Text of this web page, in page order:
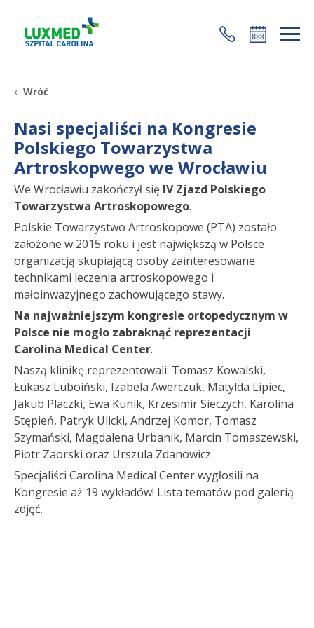
+48 22 35 58 200
Wróć
Nasi specjaliści na Kongresie
Polskiego Towarzystwa
Artroskopwego we Wrocławiu
We Wrocławiu zakończył się IV Zjazd Polskiego
Towarzystwa Artroskopowego.
Polskie Towarzystwo Artroskopowe (PTA) zostało
założone w 2015 roku i jest największą w Polsce
organizacją skupiającą osoby zainteresowane
technikami leczenia artroskopowego i
małoinwazyjnego zachowującego stawy.
Na najważniejszym kongresie ortopedycznym w
Polsce nie mogło zabraknąć reprezentacji
Carolina Medical Center.
Naszą klinikę reprezentowali: Tomasz Kowalski,
Łukasz Luboiński, Izabela Awerczuk, Matylda Lipiec,
Jakub Placzki, Ewa Kunik, Krzesimir Sieczych, Karolina
Stępień, Patryk Ulicki, Andrzej Komor, Tomasz
Szymański, Magdalena Urbanik, Marcin Tomaszewski,
Piotr Zaorski oraz Urszula Zdanowicz.
Specjaliści Carolina Medical Center wygłosili na
Kongresie aż 19 wykładów! Lista tematów pod galerią
zdjęć.